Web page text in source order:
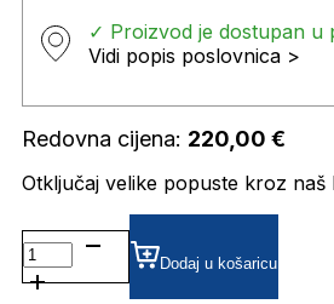
✓ Proizvod je dostupan u
Vidi popis poslovnica >
Redovna cijena: 220,00 €
Otključaj velike popuste kroz
KALEOSEATENTON8
OKVIRI
KALEOS
Dodaj u košaricu